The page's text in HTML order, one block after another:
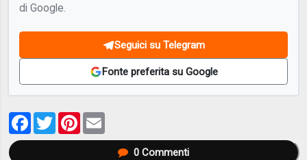
di Google.
Seguici su Telegram
Fonte preferita su Google
Facebook
TwitterPinterest
0Commenti